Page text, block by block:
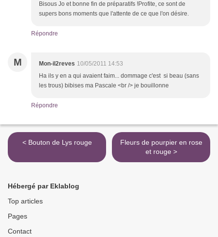
Bisous Jo et bonne fin de préparatifs !Profite, ce sont de
supers bons moments que l'attente de ce que l'on désire.
Répondre
M Mon-il2reves 10/05/2011 14:53
Ha ils y en a qui avaient faim... dommage c'est si beau (sans
les trous) bibises ma Pascale <br /> je bouillonne
Répondre
< Bouton de Lys rouge
Fleurs de pourpier en rose
et rouge >
Hébergé par Eklablog
Top articles
Pages
Contact